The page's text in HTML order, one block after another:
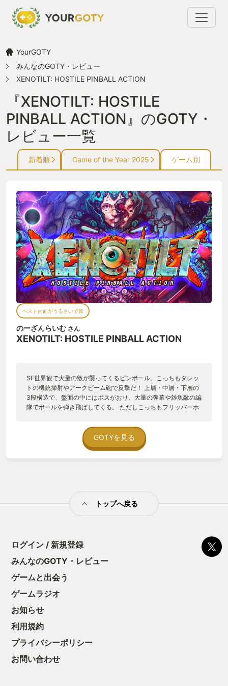
YourGOTY
みんなのGOTY・レビュー
XENOTILT: HOSTILE PINBALL ACTION
『XENOTILT: HOSTILE
PINBALL ACTION』のGOTY・
レビュー一覧
新着順 Game of the Year 2025 ゲーム別
ベスト画面がうるさいで賞
のーざんらいむ さん
XENOTILT: HOSTILE PINBALL ACTION
SF世界観で大量の敵が襲ってくるピンボール。こっちもタレッ
トの機銃掃射やアークビーム砲で反撃だ！ 上層・中層・下層の
3段構造で、盤面の中にはボスがおり、大量の弾幕や雑魚敵の編
隊でボールを弾き飛ばしてくる。 ただしこっちもフリッパーホ
ジすると連鎖するビームを撃って雑魚を掃討できる。 敵や弾・
得点エフェクトがゴテゴテがっちり描き込まれたドット絵で盤
面にあふれ、ドーパミンがドバドバ出るが、盤面は意外と素直
るノリノリの音楽も必聴。サントラも販売を開始した。 速攻ア
GOTYを見る
トップへ戻る
ログイン / 新規登録
みんなのGOTY・レビュー
ゲームと出会う
ゲームラジオ
お知らせ
利用規約
プライバシーポリシー
お問い合わせ